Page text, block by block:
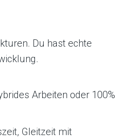
Du hast echte
Arbeiten oder 100%
Gleitzeit mit